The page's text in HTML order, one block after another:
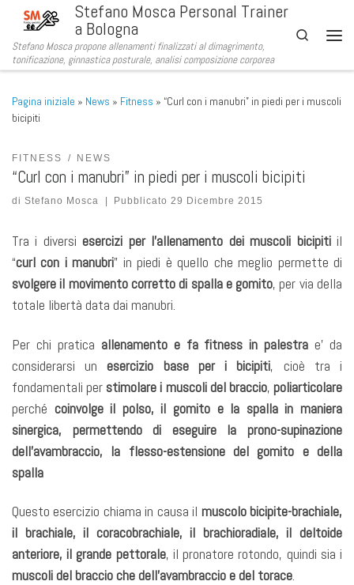
Passa al contenutoStefano Mosca Personal Trainer
a Bologna
Stefano Mosca propone allenamenti finalizzati al dimagrimento,
tonificazione, ginnastica posturale, analisi composizione corporea
Search
Pagina iniziale » News » Fitness » “Curl con i manubri” in piedi per i muscoli
bicipiti
FITNESS NEWS
“Curl con i manubri” in piedi per i muscoli bicipiti
di Stefano Mosca Pubblicato29 Dicembre 2015
Tra i diversiesercizi per l’allenamento dei muscoli bicipitiil
“curl con i manubri” in piedi è quello che meglio permette di
svolgere il movimento corretto di spalla e gomito, per via della
totale libertà data dai manubri.
Per chi pratica allenamento e fa fitness in palestrae’ da
considerarsi unesercizio base per i bicipiti, cioè tra i
fondamentali per stimolare i muscoli del braccio,poliarticolare
perché coinvolge il polso, il gomito e la spalla in maniera
sinergica, permettendo di eseguire la prono-supinazione
dell’avambraccio, la flesso-estensione del gomito e della
spalla
Questo esercizio chiama in causa il muscolo bicipite-brachiale,
il brachiale, il coracobrachiale, il brachioradiale, il deltoide
anteriore, il grande pettorale, il pronatore rotondo, quindi sia i
muscoli del braccio che dell’avambraccio e del torace.